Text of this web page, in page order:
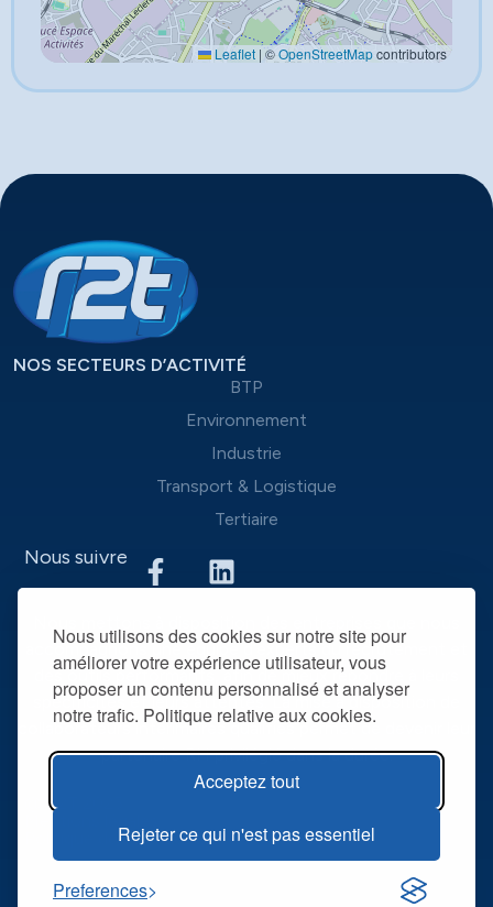
Nous utilisons des cookies sur notre site pour
améliorer votre expérience utilisateur, vous
proposer un contenu personnalisé et analyser
notre trafic. Politique relative aux cookies.
Acceptez tout
Rejeter ce qui n'est pas essentiel
Preferences
Leaflet |©OpenStreetMapcontributors
NOS SECTEURS D’ACTIVITÉ
BTP
Environnement
Industrie
Transport & Logistique
Tertiaire
Nous suivre
accompagnons une équipe d’experts du recrutement et
des outils performants, afin de mieux répondre à leurs
spécificités et leurs attentes. La mise à disposition de
collaborateurs intérimaires qualifiés permet de devenir leur
partenaire RH privilégié dans la durée.
@ R2T 2025
Politique de confidentialité